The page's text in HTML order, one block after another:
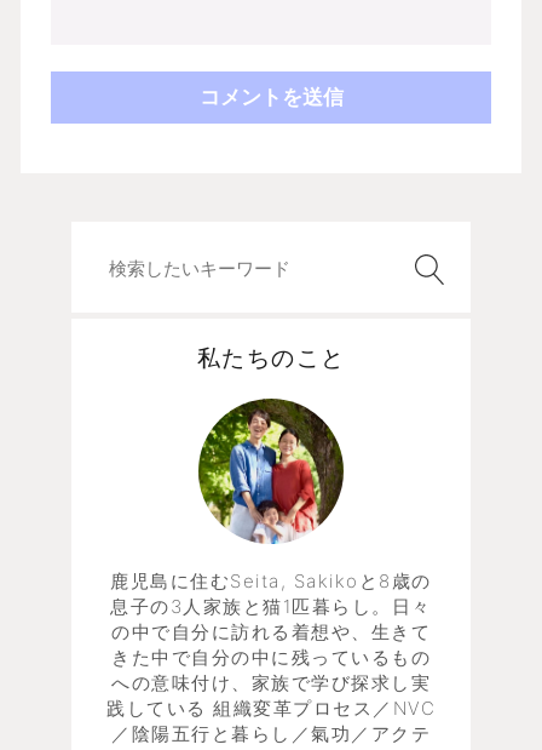
私たちのこと
鹿児島に住むSeita, Sakikoと8歳の
息子の3人家族と猫1匹暮らし。日々
の中で自分に訪れる着想や、生きて
きた中で自分の中に残っているもの
への意味付け、家族で学び探求し実
践している 組織変革プロセス／NVC
／陰陽五行と暮らし／氣功／アクテ